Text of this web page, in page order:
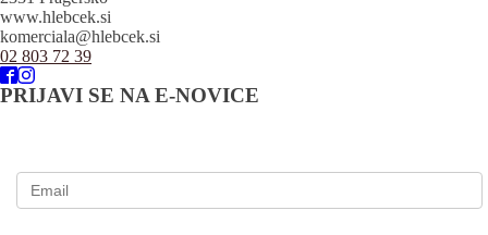
www.hlebcek.si
komerciala@hlebcek.si
02 803 72 39
PRIJAVI SE NA E-NOVICE